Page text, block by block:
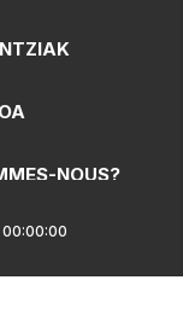
00:00:00
NOUS?